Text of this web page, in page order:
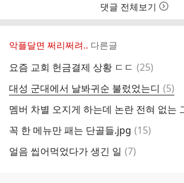
댓글 전체보기
악플달면 쩌리쩌려.. 다른글
요즘 교회 헌금결제 상황 ㄷㄷ 댓
(25)
대성 군대에서 날봐귀순 불렀었는디 댓
글
(5)
멤버 차별 오지게 하는데 논란 전혀 없는
꼭 한 메뉴만 패는 단골들.jpg 댓
(15)
얼음 씹어먹었다가 생긴 일 댓
(7)